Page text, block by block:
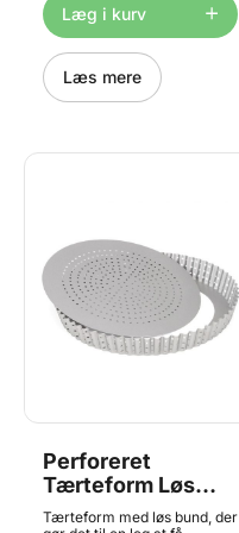
Hulbageplade for optimalt
resultat. Brug en palet til at
løsne bunden fra tærten, når
rammen er fjernet. Diameter
28 cm Non-stick-coating
Max 230°C Håndvask
Læg i kurv
Læs mere
Perforeret
Tærteform Løs
Bund – Ø24cm,
Tærteform med løs bund, der